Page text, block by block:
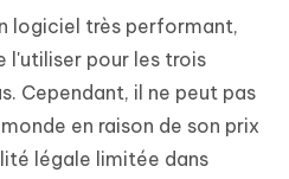
logiciel très performant,
l'utiliser pour les trois
Cependant, il ne peut pas
en raison de son prix
légale limitée dans